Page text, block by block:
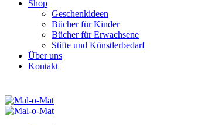
Shop
Geschenkideen
Bücher für Kinder
Bücher für Erwachsene
Stifte und Künstlerbedarf
Über uns
Kontakt